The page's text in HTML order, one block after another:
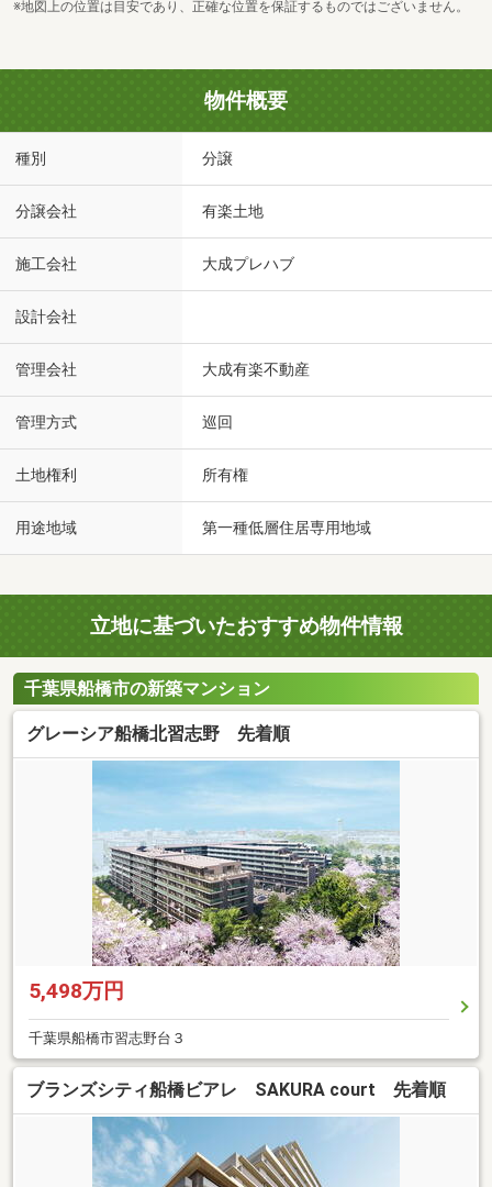
※地図上の位置は目安であり、正確な位置を保証するものではございません。
物件概要
種別 分譲
分譲会社 有楽土地
施工会社 大成プレハブ
設計会社
管理会社 大成有楽不動産
管理方式 巡回
土地権利 所有権
用途地域 第一種低層住居専用地域
立地に基づいたおすすめ物件情報
千葉県船橋市の新築マンション
グレーシア船橋北習志野 先着順
5,498万円
千葉県船橋市習志野台３
ブランズシティ船橋ビアレ SAKURA court 先着順